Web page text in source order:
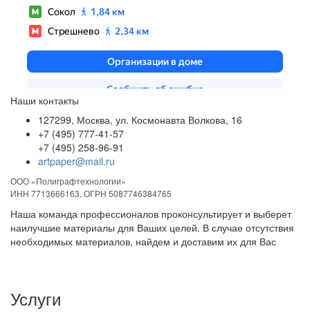
Наши контакты
127299, Москва, ул. Космонавта Волкова, 16
+7 (495) 777-41-57
+7 (495) 258-96-91
artpaper@mail.ru
ООО «Полиграфтехнологии»
ИНН 7713666163, ОГРН 5087746384765
Наша команда профессионалов проконсультирует и выберет
наилучшие материалы для Ваших целей. В случае отсутствия
необходимых материалов, найдем и доставим их для Вас
Услуги